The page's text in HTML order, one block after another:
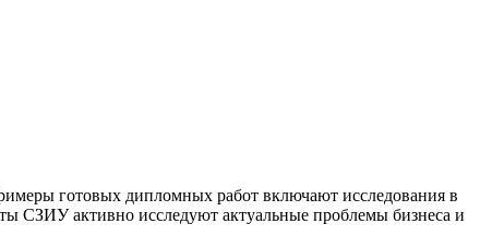
готовых дипломных работ включают исследования в
СЗИУ активно исследуют актуальные проблемы бизнеса и